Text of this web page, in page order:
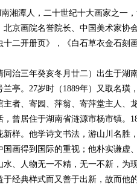
湘潭人，二十世纪十大画家之一
京画院名誉院长、中国美术家协
二开册页》，《白石草衣金石刻
三年癸亥冬月廿二）出生于湖
亭。27岁时（1889年）又取名
者、寄园、萍翁、寄萍堂主人
居住于湖南省涟源市杨市镇。
样。他学诗文书法，游山川名
画得到国际的重视；他朴实谦
、人物无一不精，无一不新，
于经典样式而又善于出新，故而